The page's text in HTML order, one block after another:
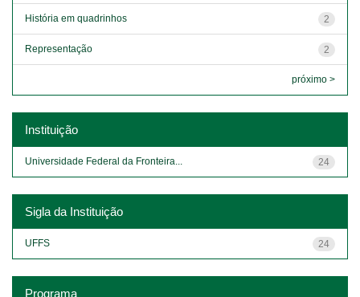
2
História em quadrinhos
2
Representação
próximo >
Instituição
24
Universidade Federal da Fronteira...
Sigla da Instituição
24
UFFS
Programa